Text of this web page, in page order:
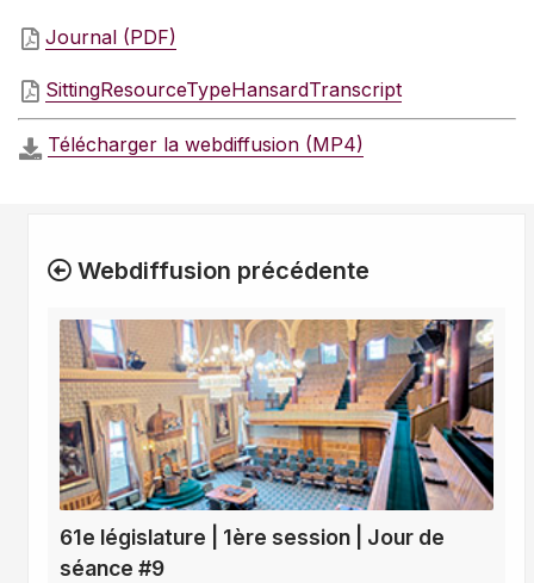
Journal (PDF)
SittingResourceTypeHansardTranscript
Télécharger la webdiffusion (MP4)
Webdiffusion précédente
61e législature | 1ère session | Jour de
séance #9